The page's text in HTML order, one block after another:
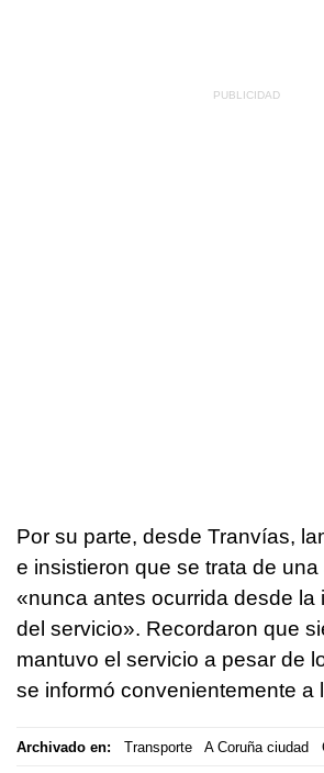
Por su parte, desde Tranvías,
e insistieron que se trata de
«nunca antes ocurrida desde la
del servicio». Recordaron que
mantuvo el servicio a pesar de
se informó convenientemente a
Archivado en: Transporte A Coruña ciudad